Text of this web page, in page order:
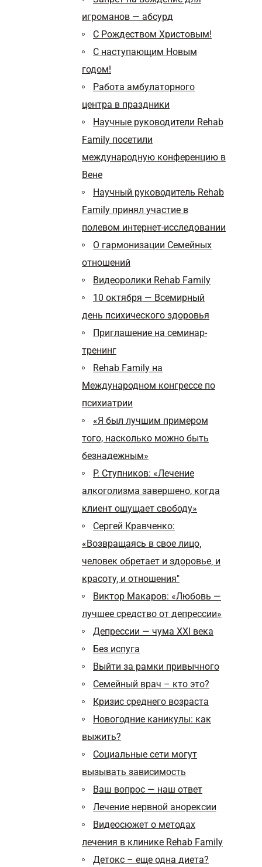
игроманов — абсурд
С Рождеством Христовым!
C наступающим Новым
годом!
Работа амбулаторного
центра в праздники
Научные руководители Rehab
Family посетили
международную конференцию в
Вене
Научный руководитель Rehab
Family принял участие в
полевом интернет-исследовании
О гармонизации Семейных
отношений
Видеоролики Rehab Family
10 октября — Всемирный
день психического здоровья
Приглашение на семинар-
тренинг
Rehab Family на
Международном конгрессе по
психиатрии
«Я был лучшим примером
того, насколько можно быть
безнадежным»
Р. Ступников: «Лечение
алкоголизма завершено, когда
клиент ощущает свободу»
Сергей Кравченко:
«Возвращаясь в свое лицо‚
человек обретает и здоровье‚ и
красоту‚ и отношения"
Виктор Макаров: «Любовь —
лучшее средство от депрессии»
Депрессии — чума XXI века
Без испуга
Выйти за рамки привычного
Семейный врач – кто это?
Кризис среднего возраста
Новогодние каникулы: как
выжить?
Социальные сети могут
вызывать зависимость
Ваш вопрос — наш ответ
Лечение нервной анорексии
Видеосюжет о методах
лечения в клинике Rehab Family
Детокс – еще одна диета?